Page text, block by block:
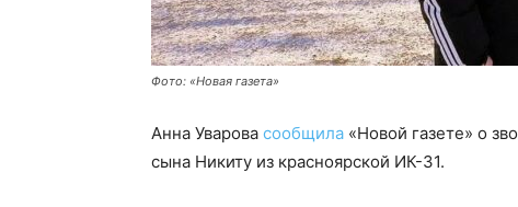
Фото: «Новая газета»
Анна Уварова сообщила «Новой газете» о
сына Никиту из красноярской ИК-31.